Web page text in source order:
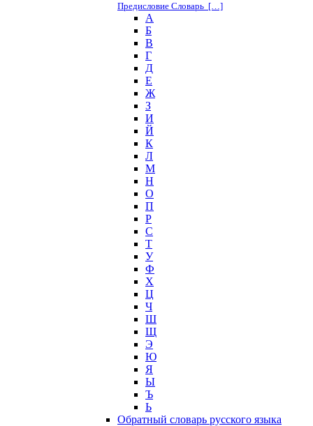
Предисловие Словарь […]
А
Б
В
Г
Д
Е
Ж
З
И
Й
К
Л
М
Н
О
П
Р
С
Т
У
Ф
Х
Ц
Ч
Ш
Щ
Э
Ю
Я
Ы
Ъ
Ь
Обратный словарь русского языка